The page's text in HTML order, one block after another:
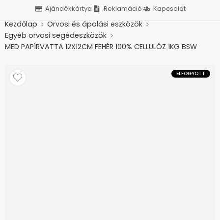
Ajándékkártya Reklamáció Kapcsolat
Kezdőlap
Orvosi és ápolási eszközök
Egyéb orvosi segédeszközök
MED PAPÍRVATTA 12X12CM FEHÉR 100% CELLULÓZ 1KG BSW
ELFOGYOTT